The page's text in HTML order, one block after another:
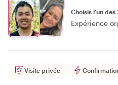
Choisis l'un des
Expérience
Visite privée